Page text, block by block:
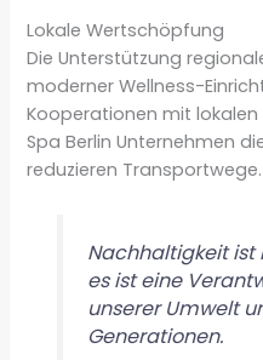
Lokale Wertschöpfung
Die Unterstützung
moderner Wellness-
Kooperationen mit
Spa Berlin Unternehmen
reduzieren Transportwege.
Nachhaltigkeit ist
es ist eine
unserer Umwelt
Generationen.